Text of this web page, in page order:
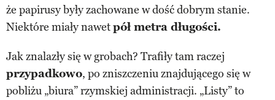
że papirusy były zachowane w dość dobrym stanie.
Niektóre miały nawetpół metra długości.
Jak znalazły się w grobach? Trafiły tam raczej
przypadkowo, po zniszczeniu znajdującego się w
pobliżu „biura” rzymskiej administracji. „Listy” to